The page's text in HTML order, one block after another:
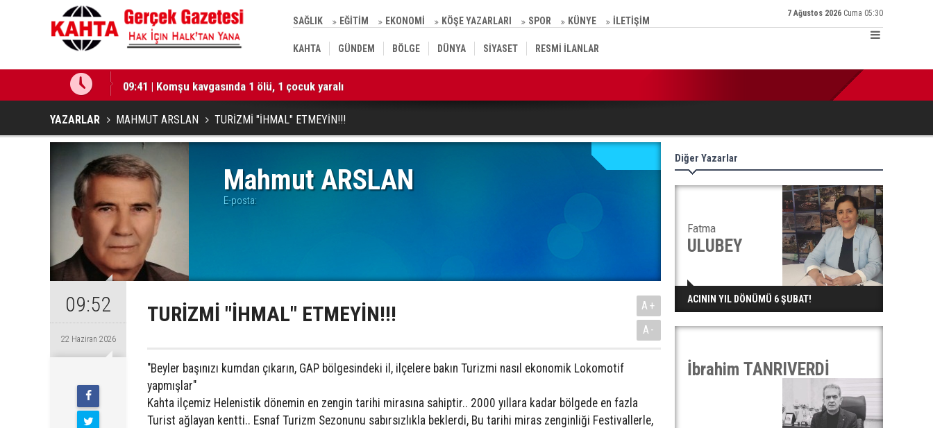
SAĞLIK EĞİTİM EKONOMİ KÖŞE YAZARLARI SPOR KÜNYE İLETİŞİM
7 Ağustos 2026 Cuma 05:30
KAHTA GÜNDEM BÖLGE DÜNYA SİYASET RESMİ İLANLAR
09:41 | Komşu kavgasında 1 ölü, 1 çocuk yaralı 10:25 | Türkiye Kamu-Sen İl Temsilcisi Ertaş: ‘Enflasyon hesabı
YAZARLAR MAHMUT ARSLAN TURİZMİ "İHMAL" ETMEYİN!!!
Mahmut ARSLAN
E-posta:
09:52
22 Haziran 2026
TURİZMİ "İHMAL" ETMEYİN!!!
A+
A-
"Beyler başınızı kumdan çıkarın, GAP bölgesindeki il, ilçelere bakın Turizmi nasıl ekonomik Lokomotif
yapmışlar"
Kahta ilçemiz Helenistik dönemin en zengin tarihi mirasına sahiptir.. 2000 yıllara kadar bölgede en fazla
Turist ağlayan kentti.. Esnaf Turizm Sezonunu sabırsızlıkla beklerdi, Bu tarihi miras zenginliği Festivallerle,
Diğer Yazarlar
Fatma
ULUBEY
ACININ YIL DÖNÜMÜ 6 ŞUBAT!
İbrahim TANRIVERDİ